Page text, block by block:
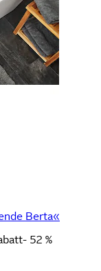
Berta«
- 52 %